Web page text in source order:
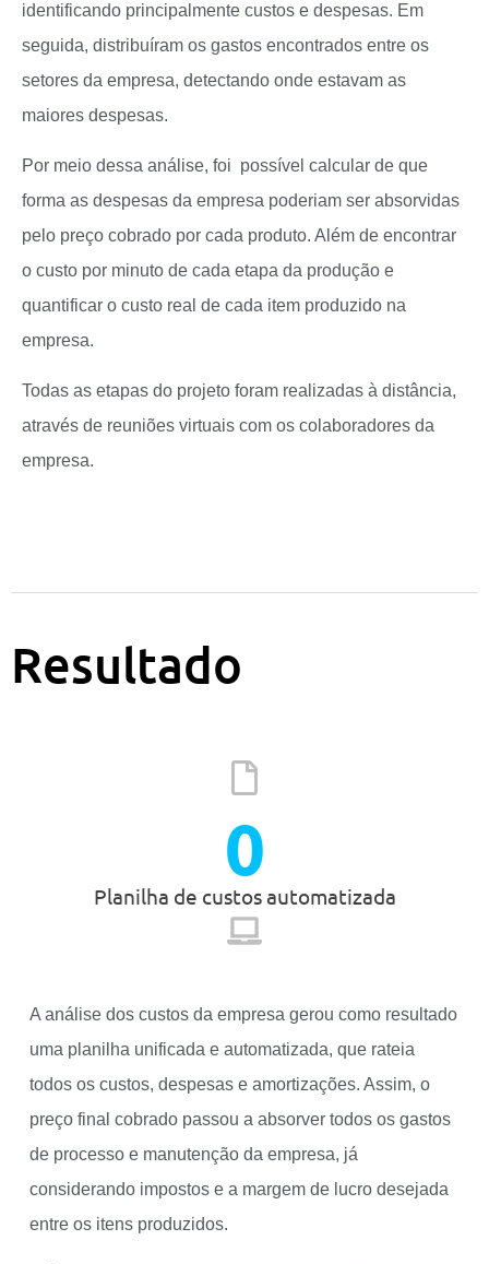
identificando principalmente custos e despesas. Em
seguida, distribuíram os gastos encontrados entre os
setores da empresa, detectando onde estavam as
maiores despesas.
Por meio dessa análise, foi possível calcular de que
forma as despesas da empresa poderiam ser absorvidas
pelo preço cobrado por cada produto. Além de encontrar
o custo por minuto de cada etapa da produção e
quantificar o custo real de cada item produzido na
empresa.
Todas as etapas do projeto foram realizadas à distância,
através de reuniões virtuais com os colaboradores da
empresa.
Resultado
Planilha de custos automatizada
0
A análise dos custos da empresa gerou como resultado
uma planilha unificada e automatizada, que rateia
todos os custos, despesas e amortizações. Assim, o
preço final cobrado passou a absorver todos os gastos
de processo e manutenção da empresa, já
considerando impostos e a margem de lucro desejada
entre os itens produzidos.